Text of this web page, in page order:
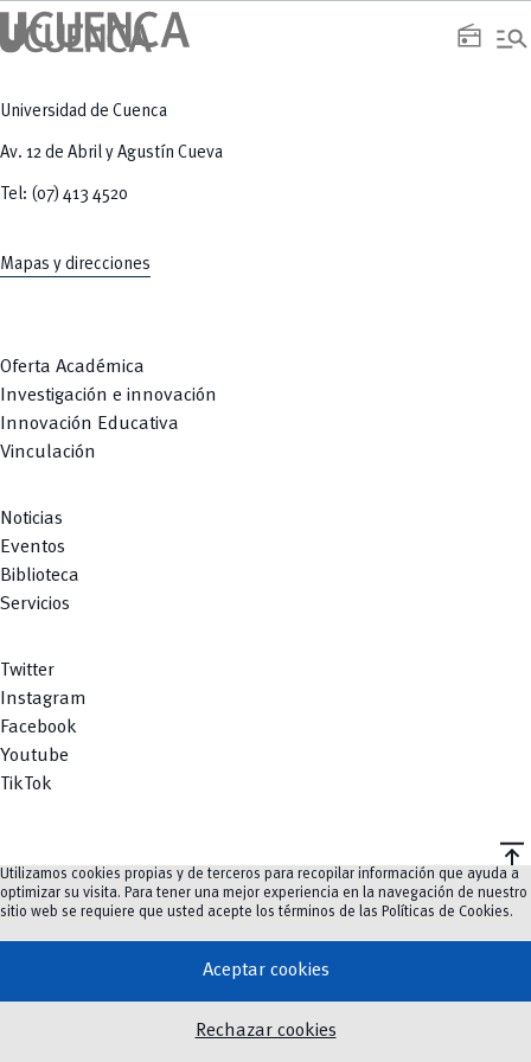
radio manage_search
Universidad de Cuenca
Av. 12 de Abril y Agustín Cueva
Tel: (07) 413 4520
Mapas y direcciones
Oferta Académica
Investigación e innovación
Innovación Educativa
Vinculación
Noticias
Eventos
Biblioteca
Servicios
Twitter
Instagram
Facebook
Youtube
TikTok
vertical_align_top
©2023-2026UCuenca.
Utilizamos cookies propias y de terceros para recopilar información que ayuda a
optimizar su visita. Para tener una mejor experiencia en la navegación de nuestro
sitio web se requiere que usted acepte los términos de las Políticas de Cookies.
Aceptar cookies
Rechazar cookies